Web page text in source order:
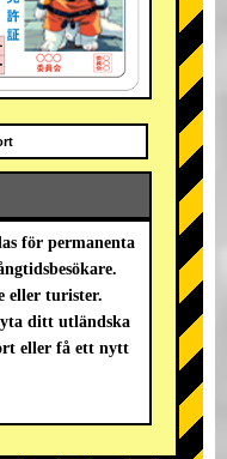
för permanenta
eller turister.
ditt utländska
eller få ett nytt